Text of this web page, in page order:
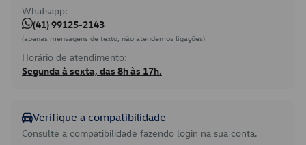
Whatsapp:
(41) 99125-2143
(apenas mensagens de texto, não atendemos ligações)
Horário de atendimento:
Segunda à sexta, das 8h às 17h.
Verifique a compatibilidade
Consulte a compatibilidade fazendo login na sua conta.